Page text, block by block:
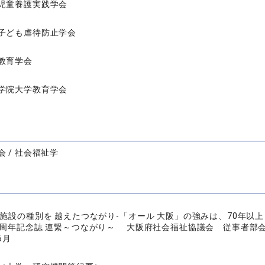
童養護実践学会
ども虐待防止学会
育学会
院大学教育学会
/ 社会福祉学
設の種別を 越えたつながり-「オール 大阪」の強みは、70年以
年記念誌 連繋～つながり～ 大阪府社会福祉協議会 従事者部